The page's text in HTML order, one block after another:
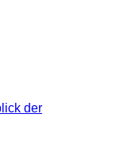
der